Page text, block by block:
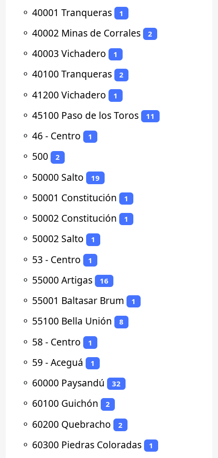
⚬ 40001 Tranqueras 1
⚬ 40002 Minas de Corrales 2
⚬ 40003 Vichadero 1
⚬ 40100 Tranqueras 2
⚬ 41200 Vichadero 1
⚬ 45100 Paso de los Toros 11
⚬ 46 - Centro 1
⚬ 500 2
⚬ 50000 Salto 19
⚬ 50001 Constitución 1
⚬ 50002 Constitución 1
⚬ 50002 Salto 1
⚬ 53 - Centro 1
⚬ 55000 Artigas 16
⚬ 55001 Baltasar Brum 1
⚬ 55100 Bella Unión 8
⚬ 58 - Centro 1
⚬ 59 - Aceguá 1
⚬ 60000 Paysandú 32
⚬ 60100 Guichón 2
⚬ 60200 Quebracho 2
⚬ 60300 Piedras Coloradas 1